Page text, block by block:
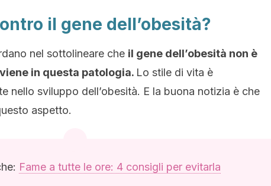
il gene dell’obesità?
nel sottolineare che il gene dell’obesità non è
in questa patologia. Lo stile di vita è
nello sviluppo dell’obesità. E la buona notizia è che
aspetto.
Fame a tutte le ore: 4 consigli per evitarla